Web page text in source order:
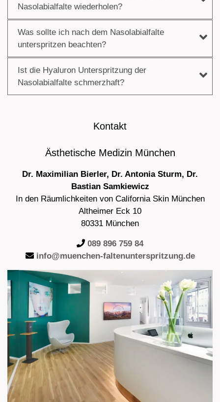
Nasolabialfalte wiederholen?
Was sollte ich nach dem Nasolabialfalte
unterspritzen beachten?
Ist die Hyaluron Unterspritzung der
Nasolabialfalte schmerzhaft?
Kontakt
Ästhetische Medizin München
Dr. Maximilian Bierler, Dr. Antonia Sturm, Dr.
Bastian Samkiewicz
In den Räumlichkeiten von California Skin München
Altheimer Eck 10
80331 München
089 896 759 84
info@muenchen-faltenunterspritzung.de